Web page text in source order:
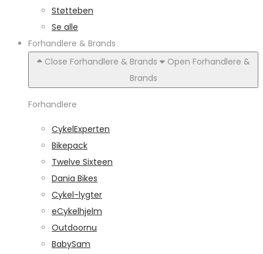
Støtteben
Se alle
Forhandlere & Brands
Close Forhandlere & Brands
Open Forhandlere &
Brands
Forhandlere
CykelExperten
Bikepack
Twelve Sixteen
Dania Bikes
Cykel-lygter
eCykelhjelm
Outdoornu
BabySam